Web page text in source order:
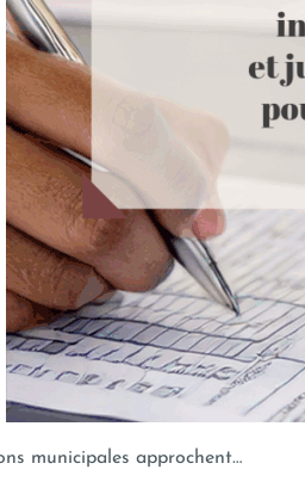
municipales approchent…